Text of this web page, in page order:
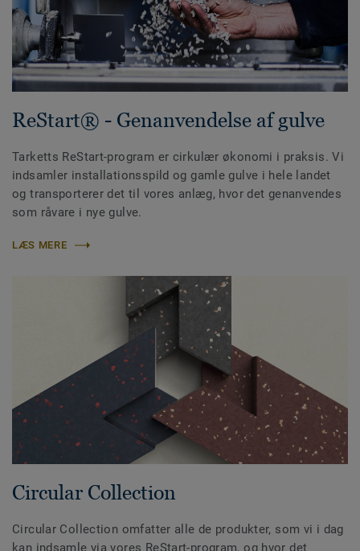
ReStart® - Genanvendelse af gulve
Tarketts ReStart-program er cirkulær økonomi i praksis. Vi
indsamler installationsspild og gamle gulve i hele landet
og transporterer det til vores anlæg, hvor det genanvendes
som råvare i nye gulve.
LÆS MERE
Circular Collection
Circular Collection omfatter alle de produkter, som vi i dag
kan indsamle via vores ReStart-program, og hvor det